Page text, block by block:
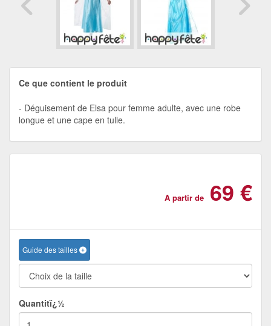
Ce que contient le produit
Déguisement de Elsa pour femme adulte, avec une robe
longue et une cape en tulle.
A partir de 69 €
Guide des tailles
Quantitï¿½